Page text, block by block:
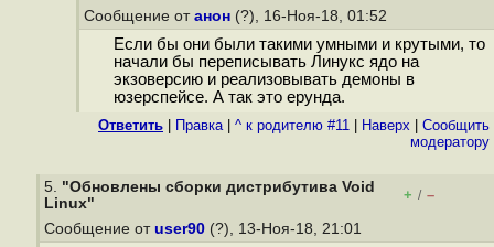
Сообщение от анон (?), 16-Ноя-18, 01:52
Если бы они были такими умными и крутыми, то
начали бы переписывать Линукс ядо на
экзоверсию и реализовывать демоны в
юзерспейсе. А так это ерунда.
Ответить Правка| ^ к родителю #11 Наверх
Cообщить
модератору
5. "Обновлены сборки дистрибутива Void
Linux"
+ / –
Сообщение от user90 (?), 13-Ноя-18, 21:01